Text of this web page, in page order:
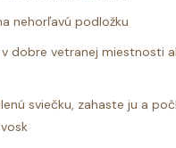
nehorľavú podložku
dobre vetranej miestnosti
sviečku, zahaste ju a